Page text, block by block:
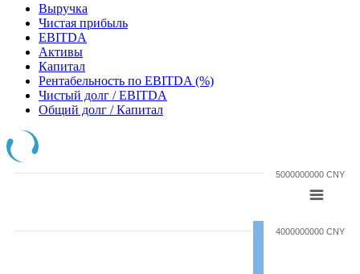
Выручка
Чистая прибыль
EBITDA
Активы
Капитал
Рентабельность по EBITDA (%)
Чистый долг / EBITDA
Общий долг / Капитал
4000000000 CNY
5000000000 CNY